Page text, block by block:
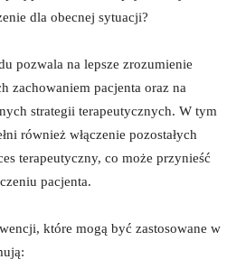
dla obecnej sytuacji?
pozwala na​ lepsze zrozumienie
⁣zachowaniem pacjenta oraz na
strategii terapeutycznych. W tym‌
również włączenie pozostałych
terapeutyczny, co ‌może przynieść
pacjenta.
które mogą ​być zastosowane w